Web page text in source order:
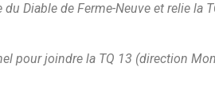
Diable de Ferme-Neuve et relie la
pour joindre la TQ 13 (direction